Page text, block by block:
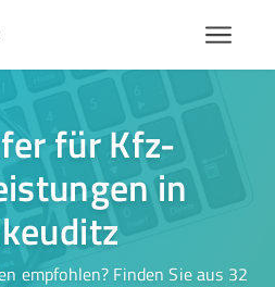
für Kfz-
in
empfohlen? Finden Sie aus 32